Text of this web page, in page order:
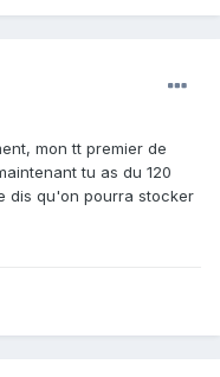
mon tt premier de
tu as du 120
dis qu'on pourra stocker